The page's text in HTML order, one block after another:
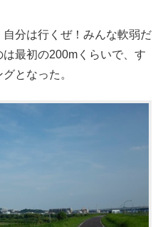
自分は行くぜ！みんな軟弱だ
最初の200mくらいで、す
となった。